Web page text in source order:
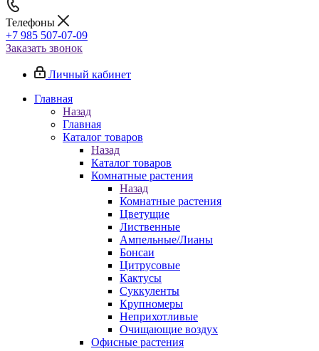
Телефоны
+7 985 507-07-09
Заказать звонок
Личный кабинет
Главная
Назад
Главная
Каталог товаров
Назад
Каталог товаров
Комнатные растения
Назад
Комнатные растения
Цветущие
Лиственные
Ампельные/Лианы
Бонсаи
Цитрусовые
Кактусы
Суккуленты
Крупномеры
Неприхотливые
Очищающие воздух
Офисные растения